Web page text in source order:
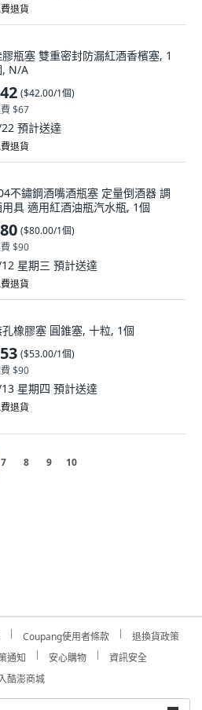
退貨
瓶塞 雙重密封防漏紅酒香檳塞, 1
, N/A
($42.00/1個)
$67
預計送達
退貨
不鏽鋼酒嘴酒瓶塞 定量倒酒器 調
具 適用紅酒油瓶汽水瓶, 1個
($80.00/1個)
$90
星期三 預計送達
退貨
橡膠塞 圓錐塞, 十粒, 1個
($53.00/1個)
$90
星期四 預計送達
退貨
7 8 9 10
Coupang使用者條款
退換貨政策
通知 安心購物
資訊安全
酷澎商城